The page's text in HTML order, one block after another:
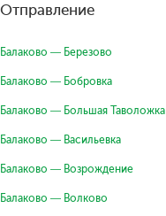
Отправление
Балаково — Березово
Балаково — Бобровка
Балаково — Большая Таволожка
Балаково — Васильевка
Балаково — Возрождение
Балаково — Волково